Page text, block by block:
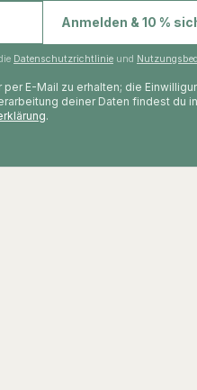
Anmelden & 10 %
Datenschutzrichtlinie und
E-Mail zu erhalten; die
deiner Daten findest du
.